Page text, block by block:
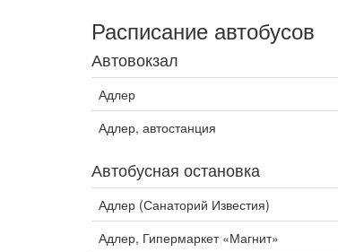
Расписание автобусов
Автовокзал
Адлер
Адлер, автостанция
Автобусная остановка
Адлер (Санаторий Известия)
Адлер, Гипермаркет «Магнит»